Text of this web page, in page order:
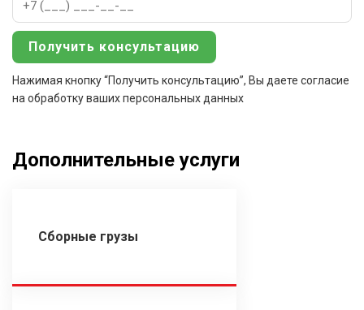
Нажимая кнопку “Получить консультацию”, Вы даете согласие
на обработку ваших персональных данных
Дополнительные услуги
Сборные грузы